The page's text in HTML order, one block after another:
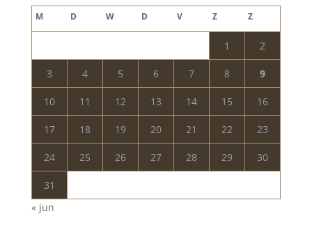
M D W D V Z Z
1 2
3 4 5 6 7 8 9
10 11 12 13 14 15 16
17 18 19 20 21 22 23
24 25 26 27 28 29 30
31
« jun